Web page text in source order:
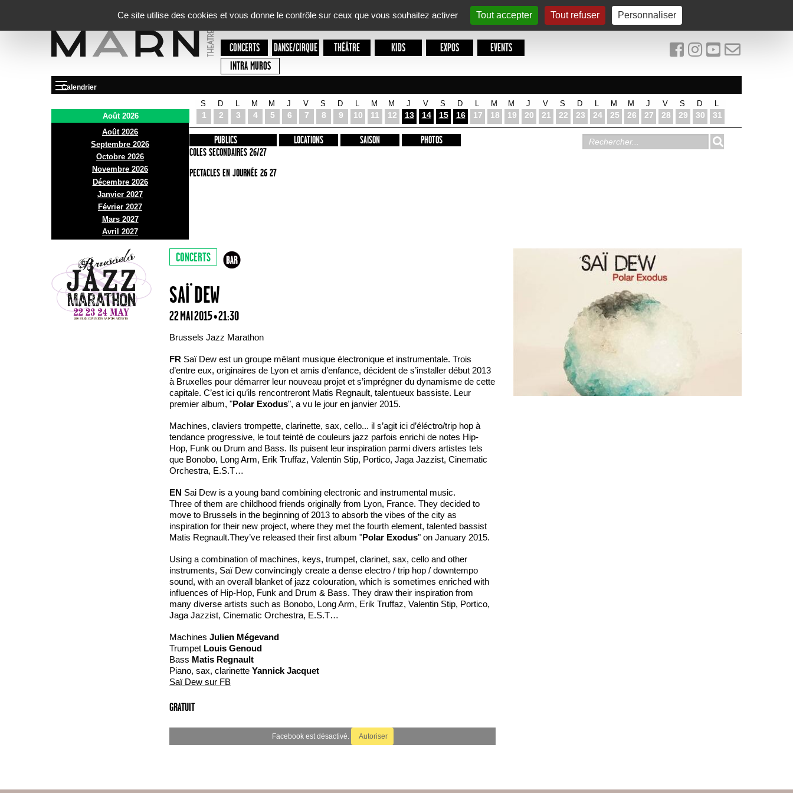
Ce site utilise des cookies et vous donne le contrôle sur ceux que vous souhaitez activer
Tout accepter Tout refuser Personnaliser
CONCERTS DANSE/CIRQUE THÉÂTRE KIDS EXPOS
EVENTS
INTRA MUROS
Calendrier
Août 2026
Août 2026
Septembre 2026
Octobre 2026
Novembre 2026
Décembre 2026
Janvier 2027
Février 2027
Mars 2027
Avril 2027
S
1
D
2 3
M
4
M
5
J
6
V
7
S
8
D
9 10
M
11
M
12
J
13
V
14
S
15
D
16 17
M
18
M
19
J
20
V
21
S
22
D
23 24
M
25
M
26
J
27
V
28
S
29
D
30 31
PRÉSENTATION
INFOS PRATIQUES
ACCES
BAR ET BISTRO
BILLETTERIE
PUBLICS
ECOLES SECONDAIRES 26/27
SPECTACLES EN JOURNÉE 26 27
LOCATIONS SAISON PHOTOS
CONCERTS
SAÏ DEW
22 MAI 2015 • 21:30
Brussels Jazz Marathon
FR Saï Dew est un groupe mêlant musique électronique et instrumentale. Trois
d’entre eux, originaires de Lyon et amis d’enfance, décident de s’installer début 2013
à Bruxelles pour démarrer leur nouveau projet et s’imprégner du dynamisme de cette
capitale. C’est ici qu’ils rencontreront Matis Regnault, talentueux bassiste. Leur
premier album, "Polar Exodus", a vu le jour en janvier 2015.
Machines, claviers trompette, clarinette, sax, cello... il s’agit ici d’éléctro/trip hop à
tendance progressive, le tout teinté de couleurs jazz parfois enrichi de notes Hip-
Hop, Funk ou Drum and Bass. Ils puisent leur inspiration parmi divers artistes tels
que Bonobo, Long Arm, Erik Truffaz, Valentin Stip, Portico, Jaga Jazzist, Cinematic
Orchestra, E.S.T…
EN Sai Dew is a young band combining electronic and instrumental music.
Three of them are childhood friends originally from Lyon, France. They decided to
move to Brussels in the beginning of 2013 to absorb the vibes of the city as
inspiration for their new project, where they met the fourth element, talented bassist
Matis Regnault.They’ve released their first album "Polar Exodus" on January 2015.
Using a combination of machines, keys, trumpet, clarinet, sax, cello and other
instruments, Saï Dew convincingly create a dense electro / trip hop / downtempo
sound, with an overall blanket of jazz colouration, which is sometimes enriched with
influences of Hip-Hop, Funk and Drum & Bass. They draw their inspiration from
many diverse artists such as Bonobo, Long Arm, Erik Truffaz, Valentin Stip, Portico,
Jaga Jazzist, Cinematic Orchestra, E.S.T…
Machines Julien Mégevand
Trumpet Louis Genoud
Bass Matis Regnault
Piano, sax, clarinette Yannick Jacquet
Saï Dew sur FB
GRATUIT
Facebook est désactivé. Autoriser